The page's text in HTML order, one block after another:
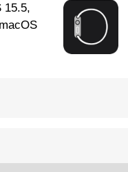
15.5,